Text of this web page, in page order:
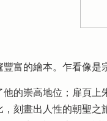
富的繪本。乍看像是
的崇高地位；扉頁
刻畫出人性的朝聖